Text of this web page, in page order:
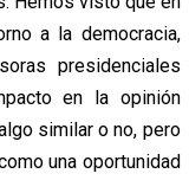
a la democracia,
presidenciales
en la opinión
similar o no, pero
una oportunidad